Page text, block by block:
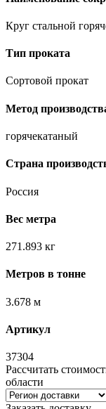
Круг стальной
Тип проката
Сортовой прокат
Метод
горячекатаный
Страна
Россия
Вес метра
271.893 кг
Метров в тонне
3.678 м
Артикул
37304
Рассчитать
области